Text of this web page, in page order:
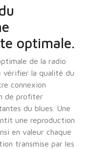
optimale.
de la radio
vérifier la qualité du
connexion
de profiter
du blues. Une
une reproduction
en valeur chaque
transmise par les